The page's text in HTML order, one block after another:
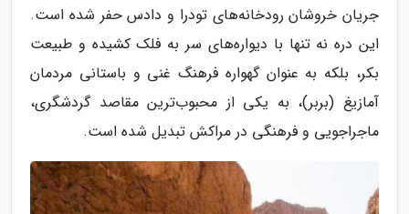
جریان خروشان رودخانه‌های تودرا و دادس حفر شده است.
این دره نه تنها با دیواره‌های سر به فلک کشیده و طبیعت
بکر، بلکه به عنوان گهواره فرهنگ غنی و باستانی مردمان
آمازیغ (بربر)، به یکی از محبوب‌ترین مقاصد گردشگری،
ماجراجویی و فرهنگی در مراکش تبدیل شده است.